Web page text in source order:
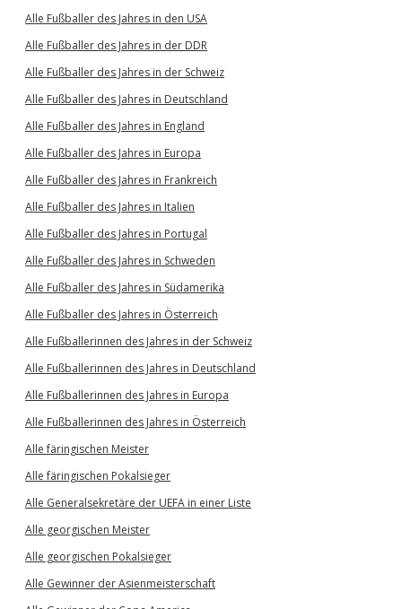
Alle Fußballer des Jahres in den USA
Alle Fußballer des Jahres in der DDR
Alle Fußballer des Jahres in der Schweiz
Alle Fußballer des Jahres in Deutschland
Alle Fußballer des Jahres in England
Alle Fußballer des Jahres in Europa
Alle Fußballer des Jahres in Frankreich
Alle Fußballer des Jahres in Italien
Alle Fußballer des Jahres in Portugal
Alle Fußballer des Jahres in Schweden
Alle Fußballer des Jahres in Südamerika
Alle Fußballer des Jahres in Österreich
Alle Fußballerinnen des Jahres in der Schweiz
Alle Fußballerinnen des Jahres in Deutschland
Alle Fußballerinnen des Jahres in Europa
Alle Fußballerinnen des Jahres in Österreich
Alle färingischen Meister
Alle färingischen Pokalsieger
Alle Generalsekretäre der UEFA in einer Liste
Alle georgischen Meister
Alle georgischen Pokalsieger
Alle Gewinner der Asienmeisterschaft